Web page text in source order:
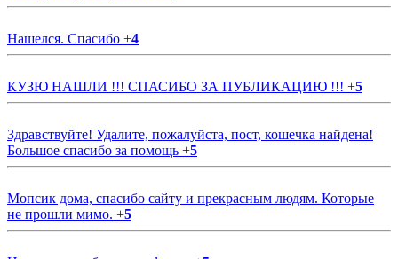
Нашелся. Спасибо +4
КУЗЮ НАШЛИ !!! СПАСИБО ЗА ПУБЛИКАЦИЮ !!! +5
Здравствуйте! Удалите, пожалуйста, пост, кошечка найдена!
Большое спасибо за помощь +5
Мопсик дома, спасибо сайту и прекрасным людям. Которые
не прошли мимо. +5